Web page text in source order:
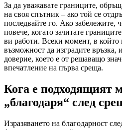
За да уважавате границите,
на своя спътник – ако той се
последвайте го. Ако забележите,
повече, когато зачитате
ви работи. Всеки момент, в който
възможност да изградите връзка,
доверие, което е от решаващо
впечатление на първа среща.
Кога е подходящият
„благодаря“ след
Изразяването на благодарност